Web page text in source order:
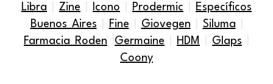
Libra Zine Icono Prodermic
Específicos
Buenos Aires
Fine Giovegen Siluma
Farmacia Roden
Germaine HDM Glaps
Coony